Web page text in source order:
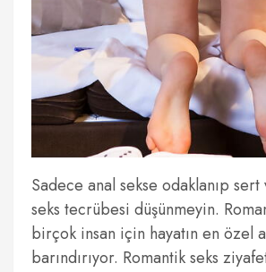
Sadece anal sekse odaklanıp
seks tecrübesi düşünmeyin.
birçok insan için hayatın en özel
barındırıyor. Romantik seks